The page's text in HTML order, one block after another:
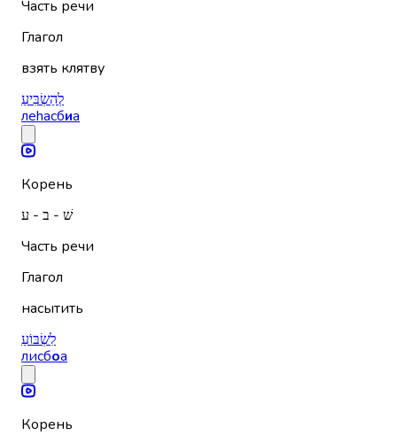
Часть речи
Глагол
взять клятву
לְהַשְׂבִּיעַ
леhасбиа
Корень
שׁ - ב - ע
Часть речи
Глагол
насытить
לִשְׂבּוֹעַ
лисбоа
Корень